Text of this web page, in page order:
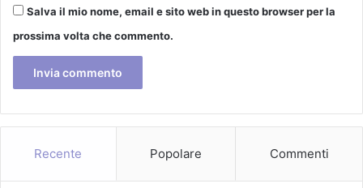
Salva il mio nome, email e sito web in questo browser per la
prossima volta che commento.
Recente Popolare Commenti